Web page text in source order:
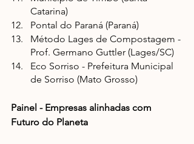
Catarina)
Pontal do Paraná (Paraná)
Método Lages de Compostagem -
Prof. Germano Guttler (Lages/SC)
Eco Sorriso - Prefeitura Municipal
de Sorriso (Mato Grosso)
Painel - Empresas alinhadas com
Futuro do Planeta